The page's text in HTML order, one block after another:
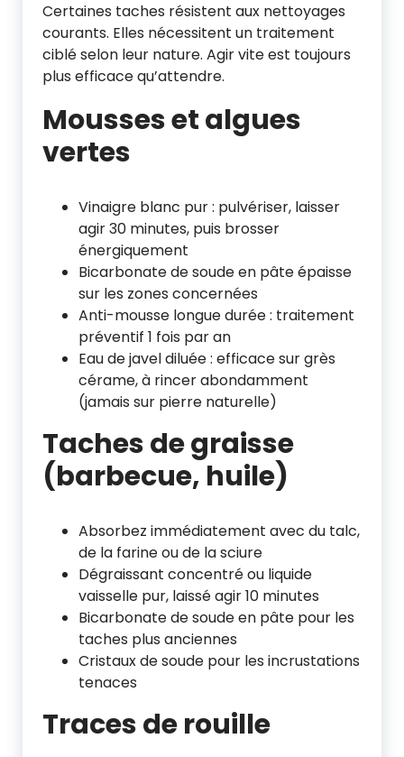
Certaines taches résistent aux nettoyages
courants. Elles nécessitent un traitement
ciblé selon leur nature. Agir vite est toujours
plus efficace qu’attendre.
Mousses et algues
vertes
Vinaigre blanc pur : pulvériser, laisser
agir 30 minutes, puis brosser
énergiquement
Bicarbonate de soude en pâte épaisse
sur les zones concernées
Anti-mousse longue durée : traitement
préventif 1 fois par an
Eau de javel diluée : efficace sur grès
cérame, à rincer abondamment
(jamais sur pierre naturelle)
Taches de graisse
(barbecue, huile)
Absorbez immédiatement avec du talc,
de la farine ou de la sciure
Dégraissant concentré ou liquide
vaisselle pur, laissé agir 10 minutes
Bicarbonate de soude en pâte pour les
taches plus anciennes
Cristaux de soude pour les incrustations
tenaces
Traces de rouille